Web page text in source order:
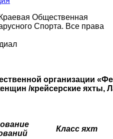
Общественная
Спорта. Все права
организации
/крейсерские яхты,
Класс яхт